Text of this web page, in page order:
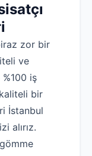
zor bir
ve
iş
bir
İstanbul
alırız.